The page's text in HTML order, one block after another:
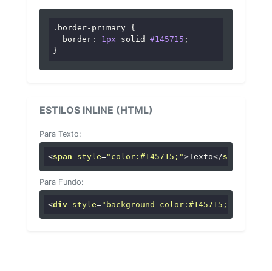
.border-primary {
border : 1px solid #145715 ;
}
ESTILOS INLINE (HTML)
Para Texto:
<span style="color:#145715;">Texto</span
Para Fundo:
<div style="background-color:#145715;"